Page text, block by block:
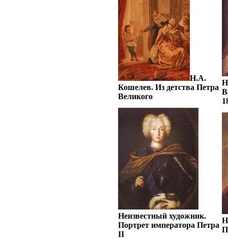
Н.А.
Кошелев. Из детства Петра
Великого
Неизвестный художник.
Портрет императора Петра
II